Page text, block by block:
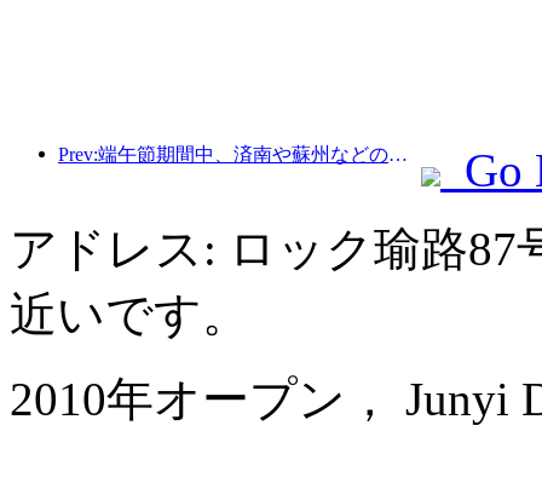
Prev:端午節期間中、済南や蘇州などの都市のホテル予約は前年比で50％以上増加した。
Go
アドレス: ロック瑜路
近いです。
2010年オープン， Junyi